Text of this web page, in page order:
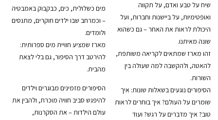
שיח על טבע ואדם, על תקווה
ואופטימיות, על ביישנות וחברות, ועל
היכולת לראות את האחר – גם כשהוא
שונה מאיתנו.
זהו מארז שמתאים לקריאה משותפת,
להאטה, ולהקשבה למה שעולה בין
השורות.
הסיפורים נוגעים בשאלות שונות: איך
שומרים על העולם? איך בוחרים לראות
טוב? איך מדברים על רגש? ועוד
מים כשלולית, כים, כבקבוק באמבטיה
– וכמרחב שבו ילדים חוקרים, מתנסים
ולומדים.
מארז שמציע חוויית מים ספרותית:
להירטב דרך הסיפור, גם בלי לצאת
מהבית.
הסיפורים מזמינים מבוגרים וילדים
להיפגש סביב חוויה מוכרת, ולהבין את
עולם הילדות – את הסקרנות,